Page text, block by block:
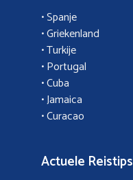
• Spanje
• Griekenland
• Turkije
•Portugal
•Cuba
•Jamaica
• Curacao
Actuele Reistips